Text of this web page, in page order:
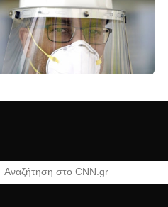
Αναζήτηση στο CNN.gr